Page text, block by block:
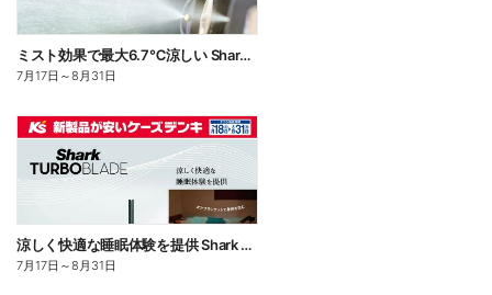
ミスト効果で最大6.7℃涼しい Shark FLEXBREEZE PRO MIST
7月17日 ～8月31日
涼しく快適な睡眠体験を提供 Shark TUBOBLADE
7月17日 ～8月31日